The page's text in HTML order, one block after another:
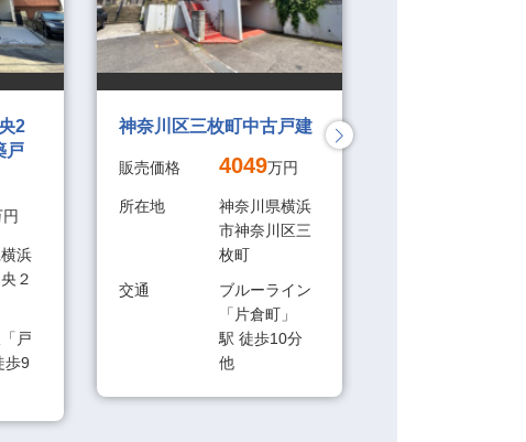
2
戸
浜
２
戸
歩9
神奈川区三枚町中古戸建
販売価格 4049万円
所在地
神奈川県横浜
市神奈川区三
枚町
交通
ブルーライン
「片倉町」
駅 徒歩10分
他